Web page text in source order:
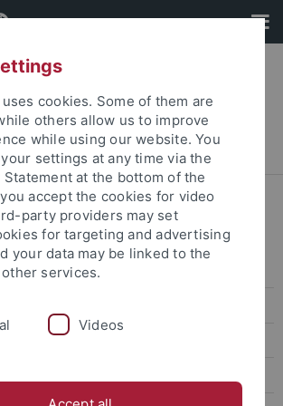
Theologie (ZITh)
...
Hauptfach B.A. (Teilstudiengang)
(Monobachelor)
im Nebenfach B.A. (Teilstudiengang)
cookies. Some of them are
others allow us to improve
while using our website. You
settings at any time via the
Statement at the bottom of the
accept the cookies for video
party providers may set
for targeting and advertising
your data may be linked to the
services.
Videos